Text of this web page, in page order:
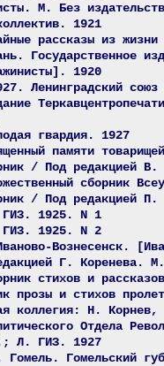
М. Без
1921
рассказы из
Государственное
1920
Ленинградский союз
гвардия. 1927
памяти
/ Под редакцией
сборник
/ Под редакцией
1925. N 1
1925. N 2
Вознесенск.
Г. Коренева.
стихов и
прозы и стихов
коллегия: Н.
Отдела
Л. ГИЗ. 1927
Гомельский